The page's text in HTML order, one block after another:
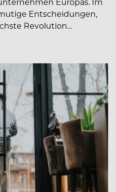
Entscheidungen,
Revolution…